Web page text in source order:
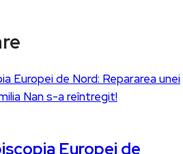
Europei de